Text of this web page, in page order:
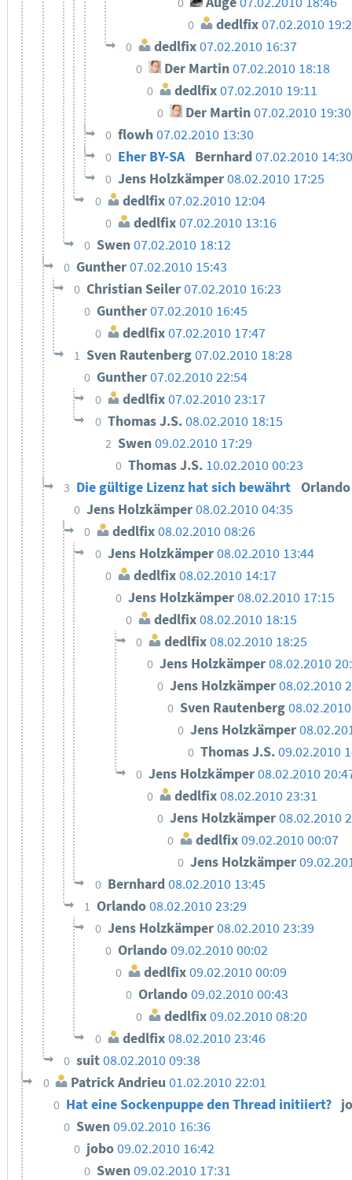
0 dedlfix07.02.2010
0 dedlfix07.02.2010 16:37
0 Der Martin07.02.2010 18:18
0 dedlfix07.02.2010 19:11
0 Der Martin 07.02.2010 19:30
0 flowh07.02.2010 13:30
0 Eher BY-SA Bernhard 07.02.2010 14:30
0 Jens Holzkämper08.02.2010 17:25
0 dedlfix07.02.2010 12:04
0 dedlfix 07.02.2010 13:16
0 Swen07.02.2010 18:12
0 Gunther07.02.2010 15:43
0 Christian Seiler07.02.2010 16:23
0 Gunther07.02.2010 16:45
0 dedlfix07.02.2010 17:47
1 Sven Rautenberg07.02.2010 18:28
0 Gunther07.02.2010 22:54
0 dedlfix07.02.2010 23:17
0 Thomas J.S.08.02.2010 18:15
2 Swen09.02.2010 17:29
0 Thomas J.S. 10.02.2010 00:23
3 Die gültige Lizenz hat sich bewährt
0 Jens Holzkämper08.02.2010 04:35
0 dedlfix08.02.2010 08:26
0 Jens Holzkämper08.02.2010 13:44
0 dedlfix 08.02.2010 14:17
0 Jens Holzkämper08.02.2010 17:15
0 dedlfix08.02.2010 18:15
0 dedlfix08.02.2010 18:25
0 Jens Holzkämper08.02.2010
0 Jens Holzkämper08.02.2010
0 Sven Rautenberg
0 Jens Holzkämper
0 Thomas J.S.09.02.2010
0 Jens Holzkämper08.02.2010
0 dedlfix08.02.2010 23:31
0 Jens Holzkämper08.02.2010
0 dedlfix09.02.2010 00:07
0 Jens Holzkämper
0 Bernhard 08.02.2010 13:45
1 Orlando08.02.2010 23:29
0 Jens Holzkämper08.02.2010 23:39
0 Orlando09.02.2010 00:02
0 dedlfix09.02.2010 00:09
0 Orlando09.02.2010 00:43
0 dedlfix09.02.2010 08:20
0 dedlfix08.02.2010 23:46
0 suit08.02.2010 09:38
0 Patrick Andrieu 01.02.2010 22:01
0 Hat eine Sockenpuppe den Thread initiiert?
0 Swen09.02.2010 16:36
0 jobo09.02.2010 16:42
0 Swen09.02.2010 17:31